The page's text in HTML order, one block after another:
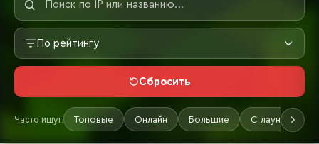
По рейтингу
Сбросить
Часто ищут: Топовые Онлайн Большие С лаунчером